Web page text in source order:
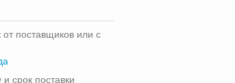
от поставщиков или с
срок поставки